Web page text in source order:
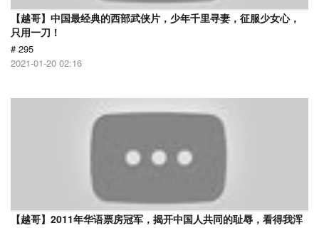
【越哥】中国最经典的西部武侠片，少年千里寻妻，征服少女心，
只用一刀！
# 295
2021-01-20 02:16
【越哥】2011年华语票房冠军，揭开中国人共同的耻辱，看得我浑